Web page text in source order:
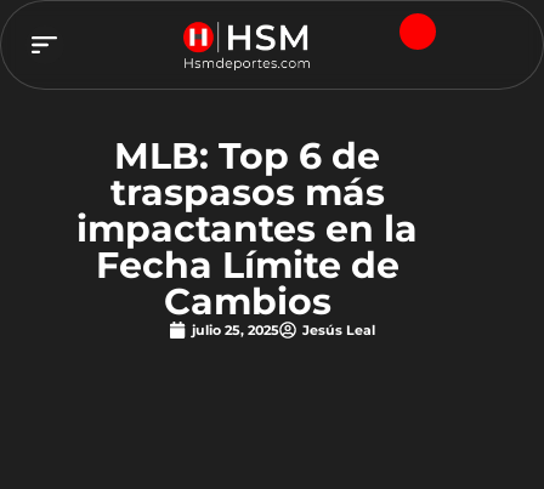
MLB: Top 6 de
traspasos más
impactantes en la
Fecha Límite de
Cambios
julio 25, 2025 Jesús Leal